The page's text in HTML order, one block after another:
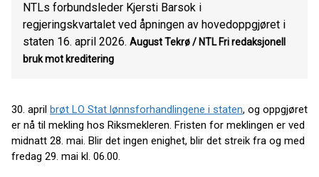
NTLs forbundsleder Kjersti Barsok i
regjeringskvartalet ved åpningen av hovedoppgjøret i
staten 16. april 2026. August Tekrø / NTL Fri redaksjonell
bruk mot kreditering
30. april brøt LO Stat lønnsforhandlingene i staten, og oppgjøret
er nå til mekling hos Riksmekleren. Fristen for meklingen er ved
midnatt 28. mai. Blir det ingen enighet, blir det streik fra og med
fredag 29. mai kl. 06.00.